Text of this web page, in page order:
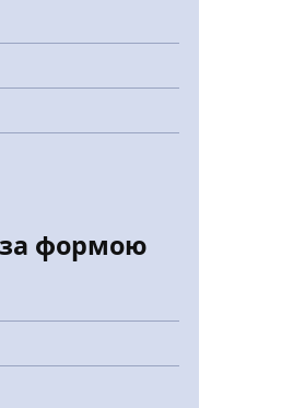
формою